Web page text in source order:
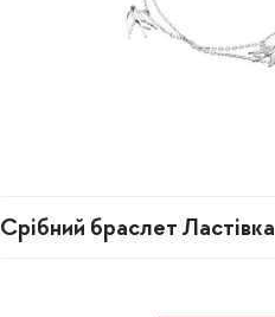
Срібний браслет Ластівка